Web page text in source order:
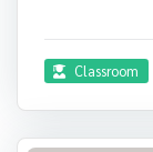
Classroom